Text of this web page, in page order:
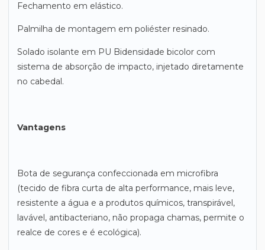
Fechamento em elástico.
Palmilha de montagem em poliéster resinado.
Solado isolante em PU Bidensidade bicolor com
sistema de absorção de impacto, injetado diretamente
no cabedal.
Vantagens
Bota de segurança confeccionada em microfibra
(tecido de fibra curta de alta performance, mais leve,
resistente a água e a produtos químicos, transpirável,
lavável, antibacteriano, não propaga chamas, permite o
realce de cores e é ecológica).